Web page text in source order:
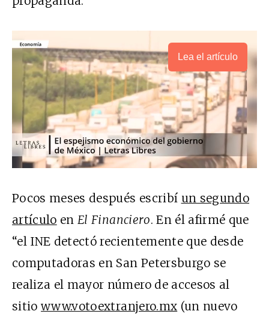
Lea el artículo
Pocos meses después escribí un segundo
artículo enEl Financiero. En él afirmé que
“el INE detectó recientemente que desde
computadoras en San Petersburgo se
realiza el mayor número de accesos al
sitiowww.votoextranjero.mx (un nuevo